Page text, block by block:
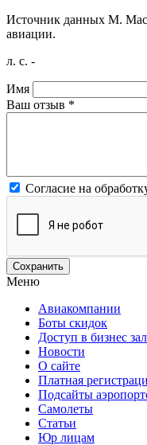
Источник данных М.
авиации.
л. с. -
Имя
Ваш отзыв *
Согласие на
Меню
Авиакомпании
Боты скидок
Доступ в бизнес
Новости
О сайте
Платная
Подсайты
Самолеты
Статьи
Юр лицам